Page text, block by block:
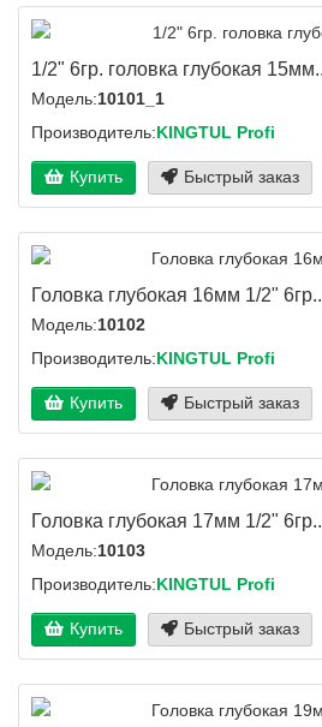
1/2" 6гр. головка глубокая 15мм...
Модель:10101_1
Производитель:KINGTUL Profi
Купить Быстрый заказ
Головка глубокая 16мм 1/2" 6гр....
Модель:10102
Производитель:KINGTUL Profi
Купить Быстрый заказ
Головка глубокая 17мм 1/2" 6гр....
Модель:10103
Производитель:KINGTUL Profi
Купить Быстрый заказ